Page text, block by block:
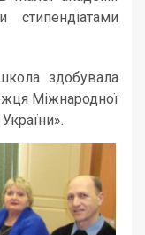
здобувала
Міжнародної